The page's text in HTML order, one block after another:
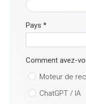
Pays*
Comment avez-
Moteur de
ChatGPT / IA